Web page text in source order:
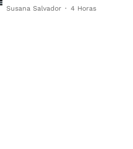
Susana Salvador 4 Horas